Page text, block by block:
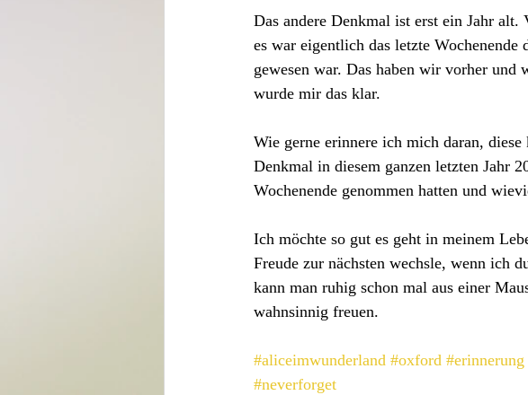
Das andere Denkmal ist erst ein Jahr
es war eigentlich das letzte Wochenende
gewesen war. Das haben wir vorher und
wurde mir das klar.
Wie gerne erinnere ich mich daran,
Denkmal in diesem ganzen letzten Jahr
Wochenende genommen hatten und
Ich möchte so gut es geht in meinem
Freude zur nächsten wechsle, wenn ich
kann man ruhig schon mal aus einer
wahnsinnig freuen.
#aliceimwunderland #oxford #erinnerung
#neverforget